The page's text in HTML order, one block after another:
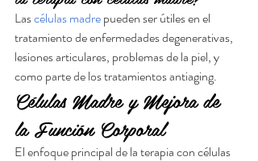
Las células madre pueden ser útiles en el
tratamiento de enfermedades degenerativas,
lesiones articulares, problemas de la piel, y
como parte de los tratamientos antiaging.
Células Madre y Mejora de
la Función Corporal
El enfoque principal de la terapia con células